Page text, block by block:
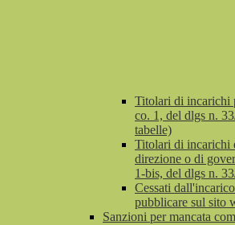
Titolari di incarichi
co. 1, del dlgs n.
tabelle)
Titolari di incarichi
direzione o di
1-bis, del dlgs n.
Cessati
pubblicare sul sito
Sanzioni per mancata